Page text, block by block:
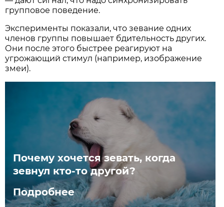
групповое поведение.
Эксперименты показали, что зевание одних
членов группы повышает бдительность других.
Они после этого быстрее реагируют на
угрожающий стимул (например, изображение
змеи).
Почему хочется зевать, когда
зевнул кто-то другой?
Подробнее